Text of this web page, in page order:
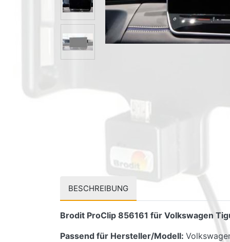
BESCHREIBUNG
Brodit ProClip 856161 für Volkswagen
Passend für Hersteller/Modell: